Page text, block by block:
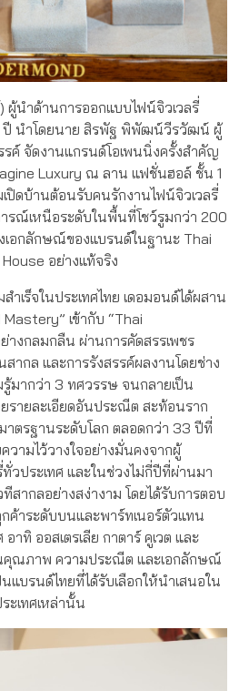
ผู้นำด้านการออกแบบไฟน์จิวเวลรี่
ปี นำโดยนาย สิรพัฐ พิพัฒน์วีรวัฒน์ ผู้
รค์ จัดงานแกรนด์โอเพนนิ่งครั้งสำคัญ
Luxury ณ ลาน แฟชั่นฮอล์ ชั้น 1
ปิดบ้านต้อนรับคนรักงานไฟน์จิวเวลรี่
รณ์เหนือระดับในพื้นที่โชว์รูมกว่า 200
เอกลักษณ์ของแบรนด์ในฐานะ Thai
อย่างแท้จริง
ำเร็จในประเทศไทย เดอมอนด์ได้ผสาน
เข้ากับ “Thai
างกลมกลืน ผ่านการคัดสรรเพชร
ากล และการรังสรรค์ผลงานโดยช่าง
มากว่า 3 ทศวรรษ จนกลายเป็น
รายละเอียดอันประณีต สะท้อนราก
าตรฐานระดับโลก ตลอดกว่า 33 ปีที่
วามไว้วางใจอย่างมั่นคงจากผู้
วประเทศ และในช่วงไม่กี่ปีที่ผ่านมา
ทีสากลอย่างสง่างาม โดยได้รับการตอบ
ค้าระดับบนและพาร์ทเนอร์ตัวแทน
าทิ ออสเตรเลีย กาตาร์ คูเวต และ
คุณภาพ ความประณีต และเอกลักษณ์
แบรนด์ไทยที่ได้รับเลือกให้นำเสนอใน
ะเทศเหล่านั้น